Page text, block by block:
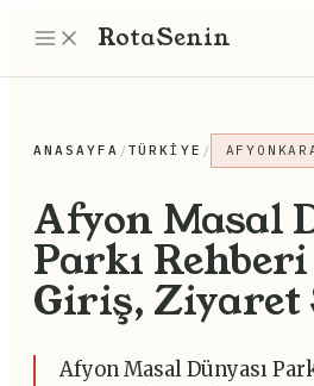
RotaSenin
ANASAYFA /TÜRKIYE /
Afyon Masal
Parkı
Giriş, Ziyaret
Afyon Masal Dünyası